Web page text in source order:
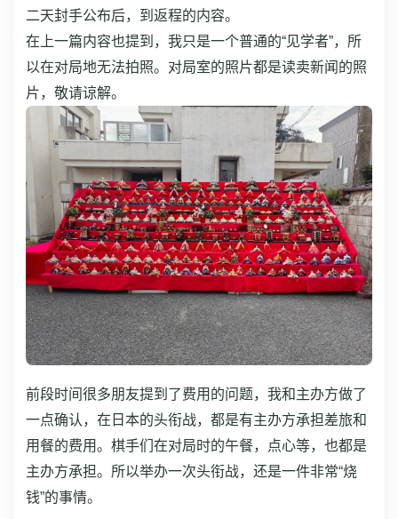
二天封手公布后，到返程的内容。
在上一篇内容也提到，我只是一个普通的“见学者”，所
以在对局地无法拍照。对局室的照片都是读卖新闻的照
片，敬请谅解。
前段时间很多朋友提到了费用的问题，我和主办方做了
一点确认，在日本的头衔战，都是有主办方承担差旅和
用餐的费用。棋手们在对局时的午餐，点心等，也都是
主办方承担。所以举办一次头衔战，还是一件非常“烧
钱”的事情。